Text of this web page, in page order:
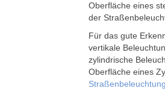
Oberfläche eines
der
Für das gute
vertikale
zylindrische
Oberfläche eines